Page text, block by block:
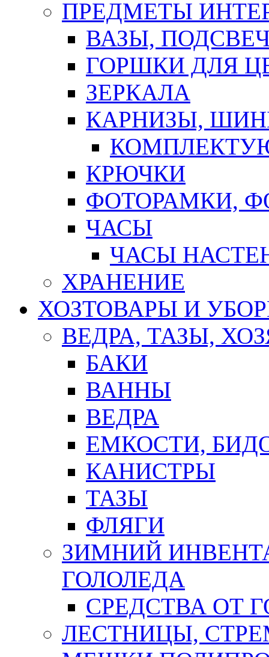
ПРЕДМЕТЫ
ВАЗЫ,
ГОРШКИ ДЛЯ
ЗЕРКАЛА
КАРНИЗЫ,
КРЮЧКИ
ФОТОРАМКИ,
ЧАСЫ
ЧАСЫ
ХРАНЕНИЕ
ХОЗТОВАРЫ И
ВЕДРА, ТАЗЫ,
БАКИ
ВАННЫ
ВЕДРА
ЕМКОСТИ,
КАНИСТРЫ
ТАЗЫ
ФЛЯГИ
ЗИМНИЙ
ГОЛОЛЕДА
СРЕДСТВА ОТ
ЛЕСТНИЦЫ,